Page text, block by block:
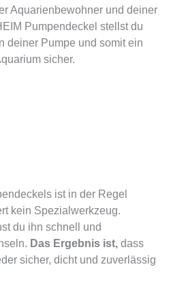
Aquarienbewohner und deiner
Pumpendeckel stellst du
deiner Pumpe und somit ein
sicher.
ist in der Regel
kein Spezialwerkzeug.
du ihn schnell und
Das Ergebnis ist, dass
sicher, dicht und zuverlässig